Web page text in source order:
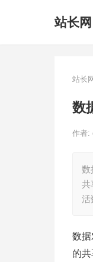
站长网
站长
数
作者:
数
共
活
数
的共